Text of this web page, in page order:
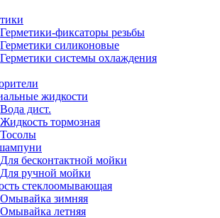
Герметики-фиксаторы резьбы
Герметики силиконовые
Герметики системы охлаждения
жидкости
Вода дист.
Жидкость тормозная
Тосолы
Для бесконтактной мойки
Для ручной мойки
стеклоомывающая
Омывайка зимняя
Омывайка летняя